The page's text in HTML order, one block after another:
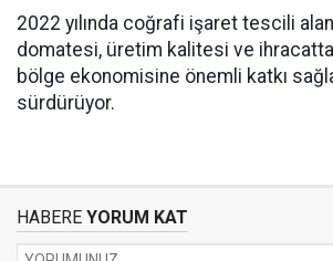
2022 yılında coğrafi işaret tescili
domatesi, üretim kalitesi ve
bölge ekonomisine önemli katkı
sürdürüyor.
HABERE YORUM KAT